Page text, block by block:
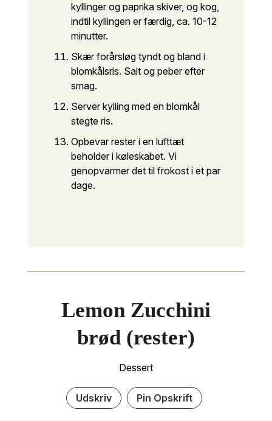
kyllinger og paprika skiver, og kog,
indtil kyllingen er færdig, ca. 10-12
minutter.
Skær forårsløg tyndt og bland i
blomkålsris. Salt og peber efter
smag.
Server kylling med en blomkål
stegte ris.
Opbevar rester i en lufttæt
beholder i køleskabet. Vi
genopvarmer det til frokost i et par
dage.
Lemon Zucchini
brød (rester)
Dessert
Udskriv Pin Opskrift